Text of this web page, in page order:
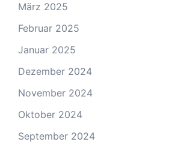
März 2025
Februar 2025
Januar 2025
Dezember 2024
November 2024
Oktober 2024
September 2024